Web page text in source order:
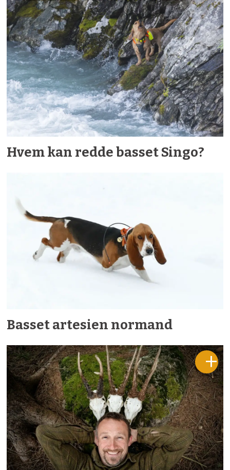
Hvem kan redde basset Singo?
Basset artesien normand